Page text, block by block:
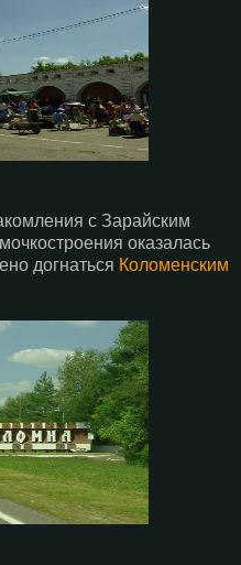
с Зарайским
оказалась
догнаться Коломенским